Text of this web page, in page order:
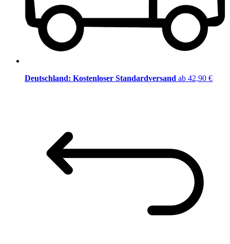
Deutschland: Kostenloser Standardversand ab 42,90 €